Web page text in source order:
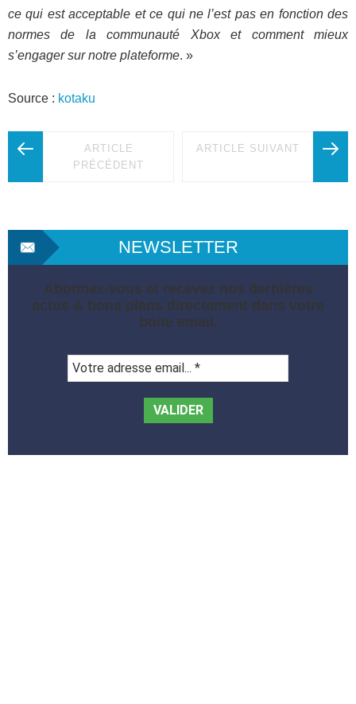
ce qui est acceptable et ce qui ne l’est pas en fonction des
normes de la communauté Xbox et comment mieux
s’engager sur notre plateforme. »
Source : kotaku
ARTICLE
PRÉCÉDENT
ARTICLE SUIVANT
NEWSLETTER
Abonnez-vous et recevez nos dernières
actus & bons plans directement dans votre
boite email.
adresse